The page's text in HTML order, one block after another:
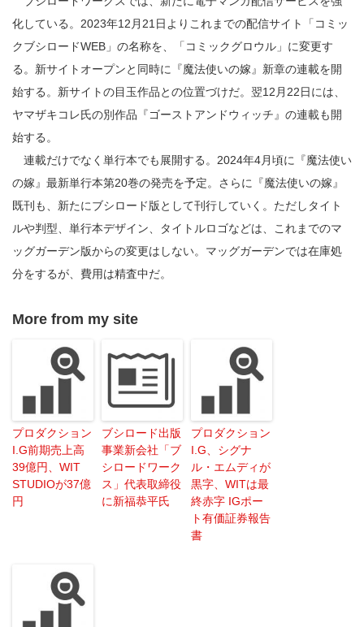
化している。2023年12月21日よりこれまでの配信サイト「コミッ
クブシロードWEB」の名称を、「コミックグロウル」に変更す
る。新サイトオープンと同時に『魔法使いの嫁』新章の連載を開
始する。新サイトの目玉作品との位置づけだ。翌12月22日には、
ヤマザキコレ氏の別作品『ゴーストアンドウィッチ』の連載も開
始する。
連載だけでなく単行本でも展開する。2024年4月頃に『魔法使い
の嫁』最新単行本第20巻の発売を予定。さらに『魔法使いの嫁』
既刊も、新たにブシロード版として刊行していく。ただしタイト
ルや判型、単行本デザイン、タイトルロゴなどは、これまでのマ
ッグガーデン版からの変更はしない。マッグガーデンでは在庫処
分をするが、費用は精査中だ。
More from my site
プロダクション
I.G前期売上高
39億円、WIT
STUDIOが37億
円
ブシロード出版
事業新会社「ブ
シロードワーク
ス」代表取締役
に新福恭平氏
プロダクション
I.G、シグナ
ル・エムディが
黒字、WITは最
終赤字 IGポー
ト有価証券報告
書